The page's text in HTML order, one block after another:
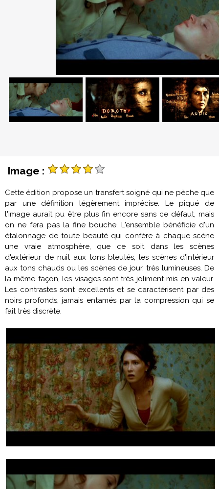
Image :
Cette édition propose un transfert soigné qui ne pèche que
par une définition légèrement imprécise. Le piqué de
l'image aurait pu être plus fin encore sans ce défaut, mais
on ne fera pas la fine bouche. L'ensemble bénéficie d'un
étalonnage de toute beauté qui confère à chaque scène
une vraie atmosphère, que ce soit dans les scènes
d'extérieur de nuit aux tons bleutés, les scènes d'intérieur
aux tons chauds ou les scènes de jour, très lumineuses. De
la même façon, les visages sont très joliment mis en valeur.
Les contrastes sont excellents et se caractérisent par des
noirs profonds, jamais entamés par la compression qui se
fait très discrète.